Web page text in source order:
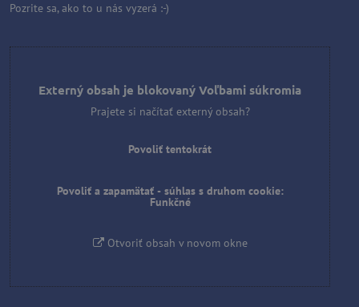
Pozrite sa, ako to u nás vyzerá :-)
Externý obsah je blokovaný Voľbami súkromia
Prajete si načítať externý obsah?
Povoliť tentokrát
Povoliť a zapamätať - súhlas s druhom cookie:
Funkčné
Otvoriť obsah v novom okne